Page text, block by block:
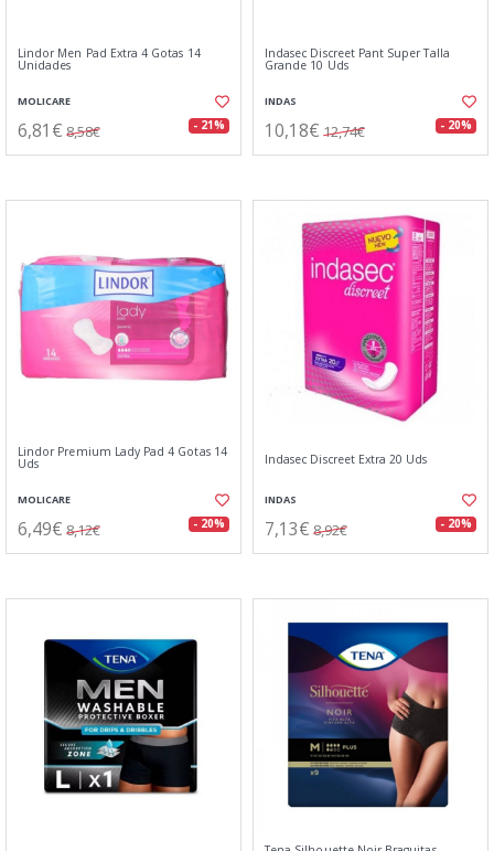
Lindor Men Pad Extra 4 Gotas 14
Unidades
MOLICARE
6,81€ 8,58€ - 21%
Indasec Discreet Pant Super Talla
Grande 10 Uds
INDAS
10,18€ 12,74€ - 20%
Lindor Premium Lady Pad 4 Gotas 14
Uds
MOLICARE
6,49€ 8,12€ - 20%
Indasec Discreet Extra 20 Uds
INDAS
7,13€ 8,92€ - 20%